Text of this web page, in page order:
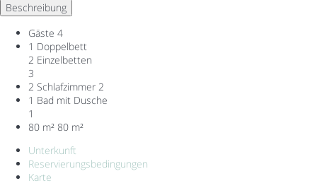
Beschreibung
Gäste 4
1 Doppelbett
2 Einzelbetten
3
2 Schlafzimmer 2
1 Bad mit Dusche
1
80 m² 80 m²
Unterkunft
Reservierungsbedingungen
Karte